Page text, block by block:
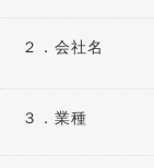
２． 会社名
３． 業種